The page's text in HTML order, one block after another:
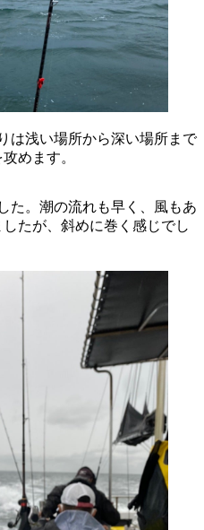
は浅い場所から深い場所まで
めます。
た。潮の流れも早く、風もあ
たが、斜めに巻く感じでし